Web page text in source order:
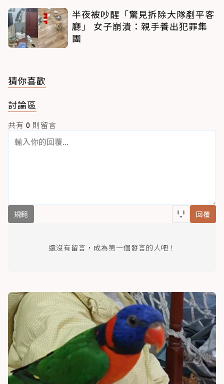
半夜被吵醒「驚見拆除大隊剷平客
廳」 女子崩潰：親手養出犯罪集
團
猜你喜歡
討論區
共有 0 則留言
規範 回覆
還沒有留言，成為第一個發言的人吧！